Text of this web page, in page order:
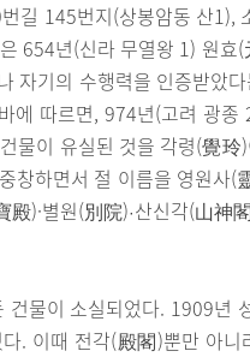
길 145번지(상봉암동 산1),
654년(신라 무열왕 1) 원효
자기의 수행력을 인증받았
에 따르면, 974년(고려 광
물이 유실된 것을 각령(覺
창하면서 절 이름을 영원사(
殿)·별원(別院)·산신각(山神
물이 소실되었다. 1909년
. 이때 전각(殿閣)뿐만 아니